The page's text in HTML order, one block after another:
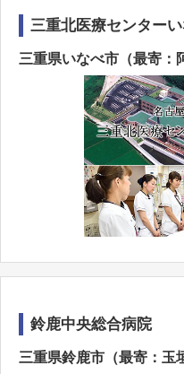
三重北医療センター
三重県いなべ市（最寄：
鈴鹿中央総合病院
三重県鈴鹿市（最寄：玉